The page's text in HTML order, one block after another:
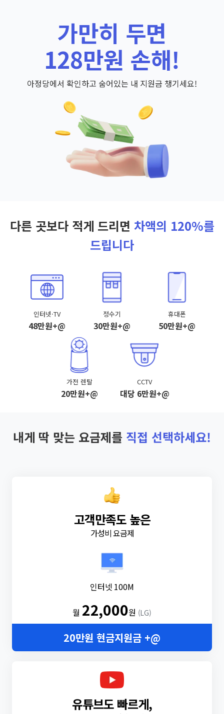
가만히 두면
128만원 손해!
아정당에서 확인하고 숨어있는 내 지원금 챙기세요!
다른 곳보다 적게 드리면 차액의 120%를
드립니다
인터넷·TV
48만원+@
정수기
30만원+@
휴대폰
50만원+@
가전 렌탈
20만원+@
CCTV
대당 6만원+@
내게 딱 맞는 요금제를 직접 선택하세요!
고객만족도 높은
가성비 요금제
인터넷 100M
월 22,000원 (LG)
20만원 현금지원금 +@
유튜브도 빠르게,